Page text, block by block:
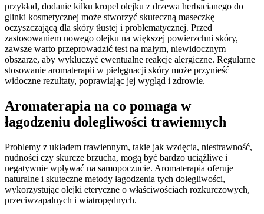
przykład, dodanie kilku kropel olejku z drzewa herbacianego do
glinki kosmetycznej może stworzyć skuteczną maseczkę
oczyszczającą dla skóry tłustej i problematycznej. Przed
zastosowaniem nowego olejku na większej powierzchni skóry,
zawsze warto przeprowadzić test na małym, niewidocznym
obszarze, aby wykluczyć ewentualne reakcje alergiczne. Regularne
stosowanie aromaterapii w pielęgnacji skóry może przynieść
widoczne rezultaty, poprawiając jej wygląd i zdrowie.
Aromaterapia na co pomaga w
łagodzeniu dolegliwości trawiennych
Problemy z układem trawiennym, takie jak wzdęcia, niestrawność,
nudności czy skurcze brzucha, mogą być bardzo uciążliwe i
negatywnie wpływać na samopoczucie. Aromaterapia oferuje
naturalne i skuteczne metody łagodzenia tych dolegliwości,
wykorzystując olejki eteryczne o właściwościach rozkurczowych,
przeciwzapalnych i wiatropędnych.